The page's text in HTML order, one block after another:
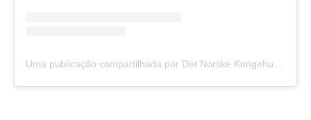
Uma publicação compartilhada por Det Norske Kongehuset (@detnorskekongehus)